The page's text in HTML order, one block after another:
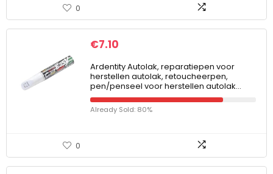
0
€7.10
Ardentity Autolak, reparatiepen voor
herstellen autolak, retoucheerpen,
pen/penseel voor herstellen autolak…
Already Sold: 80%
0